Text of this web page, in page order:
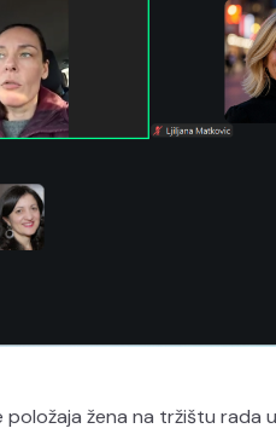
žena na tržištu rada